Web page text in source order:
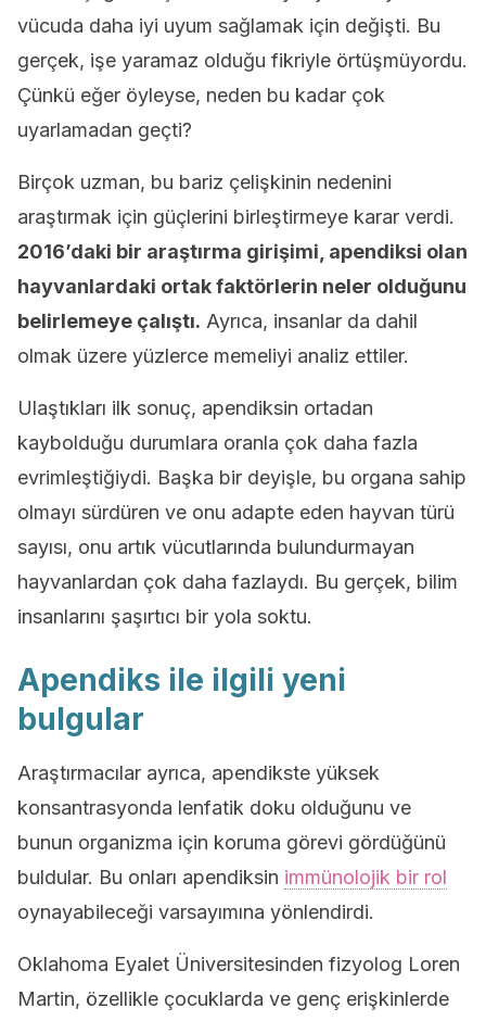
vücuda daha iyi uyum sağlamak için değişti. Bu
gerçek, işe yaramaz olduğu fikriyle örtüşmüyordu.
Çünkü eğer öyleyse, neden bu kadar çok
uyarlamadan geçti?
Birçok uzman, bu bariz çelişkinin nedenini
araştırmak için güçlerini birleştirmeye karar verdi.
2016’daki bir araştırma girişimi, apendiksi olan
hayvanlardaki ortak faktörlerin neler olduğunu
belirlemeye çalıştı. Ayrıca, insanlar da dahil
olmak üzere yüzlerce memeliyi analiz ettiler.
Ulaştıkları ilk sonuç, apendiksin ortadan
kaybolduğu durumlara oranla çok daha fazla
evrimleştiğiydi. Başka bir deyişle, bu organa sahip
olmayı sürdüren ve onu adapte eden hayvan türü
sayısı, onu artık vücutlarında bulundurmayan
hayvanlardan çok daha fazlaydı. Bu gerçek, bilim
insanlarını şaşırtıcı bir yola soktu.
Apendiks ile ilgili yeni
bulgular
Araştırmacılar ayrıca, apendikste yüksek
konsantrasyonda lenfatik doku olduğunu ve
bunun organizma için koruma görevi gördüğünü
buldular. Bu onları apendiksin immünolojik bir rol
oynayabileceği varsayımına yönlendirdi.
Oklahoma Eyalet Üniversitesinden fizyolog Loren
Martin, özellikle çocuklarda ve genç erişkinlerde